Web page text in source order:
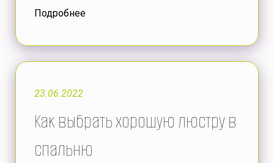
Подробнее
23.06.2022
Как выбрать хорошую люстру в
спальню